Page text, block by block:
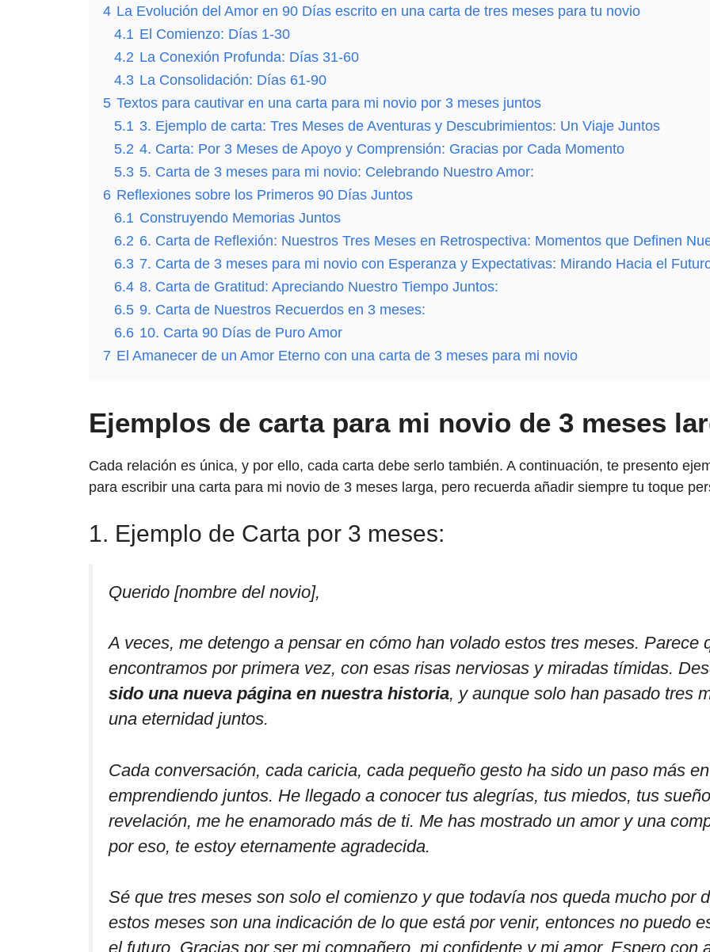
CARTA de AMOR y AMISTAD 💌❤️🕊️ [El Vínculo entre Amor y Amistad Carta
Carta De Amor Escrita a Mano💌💗[Amor en letras Revelando Mis
4 La Evolución del Amor en 90 Días escrito en una carta de tres meses para tu novio
4.1 El Comienzo: Días 1-30
4.2 La Conexión Profunda: Días 31-60
4.3 La Consolidación: Días 61-90
5 Textos para cautivar en una carta para mi novio por 3 meses juntos
5.1 3. Ejemplo de carta: Tres Meses de Aventuras y Descubrimientos: Un Viaje Juntos
5.2 4. Carta: Por 3 Meses de Apoyo y Comprensión: Gracias por Cada Momento
5.3 5. Carta de 3 meses para mi novio: Celebrando Nuestro Amor:
6 Reflexiones sobre los Primeros 90 Días Juntos
6.1 Construyendo Memorias Juntos
6.2 6. Carta de Reflexión: Nuestros Tres Meses en Retrospectiva: Momentos que Definen
6.3 7. Carta de 3 meses para mi novio con Esperanza y Expectativas: Mirando Hacia el
6.4 8. Carta de Gratitud: Apreciando Nuestro Tiempo Juntos:
6.5 9. Carta de Nuestros Recuerdos en 3 meses:
6.6 10. Carta 90 Días de Puro Amor
7 El Amanecer de un Amor Eterno con una carta de 3 meses para mi novio
Ejemplos de carta para mi novio de 3 meses
Cada relación es única, y por ello, cada carta debe serlo también. A continuación, te presento
para escribir una carta para mi novio de 3 meses larga, pero recuerda añadir siempre tu toque
1. Ejemplo de Carta por 3 meses:
Querido [nombre del novio],
A veces, me detengo a pensar en cómo han volado estos tres meses. Parece
encontramos por primera vez, con esas risas nerviosas y miradas tímidas.
sido una nueva página en nuestra historia, y aunque solo han pasado tres
una eternidad juntos.
Cada conversación, cada caricia, cada pequeño gesto ha sido un paso más
emprendiendo juntos. He llegado a conocer tus alegrías, tus miedos, tus
revelación, me he enamorado más de ti. Me has mostrado un amor y una
por eso, te estoy eternamente agradecida.
Sé que tres meses son solo el comienzo y que todavía nos queda mucho por
estos meses son una indicación de lo que está por venir, entonces no puedo
el futuro. Gracias por ser mi compañero, mi confidente y mi amor. Espero con